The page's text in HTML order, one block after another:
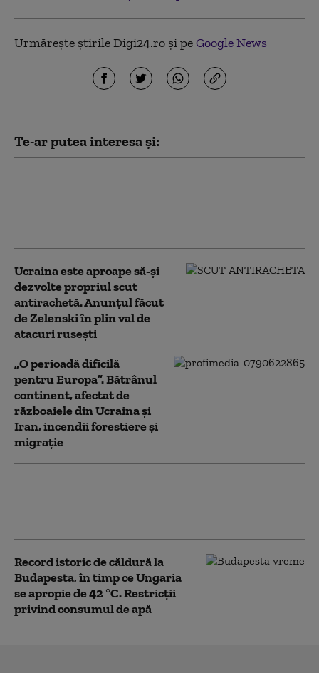
Urmărește știrile Digi24.ro și peGoogle News
Te-ar putea interesa și:
Ucraina este aproape să-și
dezvolte propriul scut
antirachetă. Anunțul făcut
de Zelenski în plin val de
atacuri rusești
„O perioadă dificilă
pentru Europa”. Bătrânul
continent, afectat de
războaiele din Ucraina și
Iran, incendii forestiere și
migrație
Record istoric de căldură la
Budapesta, în timp ce Ungaria
se apropie de 42 °C. Restricții
privind consumul de apă